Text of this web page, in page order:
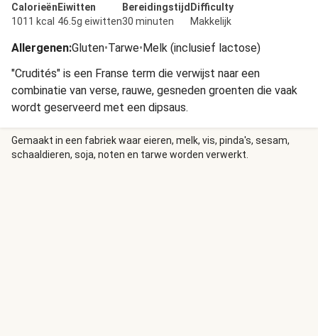
Calorieën
1011 kcal
Eiwitten
46.5g eiwitten
Bereidingstijd
30 minuten
Difficulty
Makkelijk
Allergenen:Gluten•Tarwe•Melk (inclusief lactose)
"Crudités" is een Franse term die verwijst naar een
combinatie van verse, rauwe, gesneden groenten die vaak
wordt geserveerd met een dipsaus.
Gemaakt in een fabriek waar eieren, melk, vis, pinda's, sesam,
schaaldieren, soja, noten en tarwe worden verwerkt.